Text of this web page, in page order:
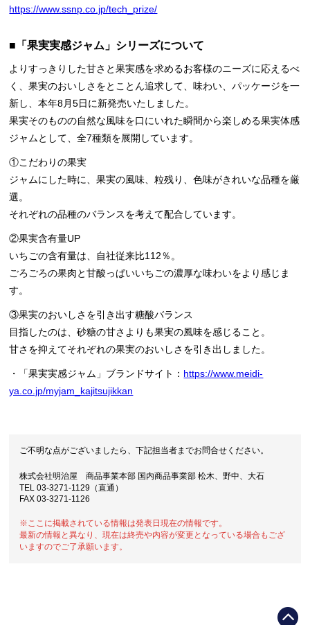
https://www.ssnp.co.jp/tech_prize/
■「果実実感ジャム」シリーズについて
よりすっきりした甘さと果実感を求めるお客様のニーズに応えるべ
く、果実のおいしさをとことん追求して、味わい、パッケージを一
新し、本年8月5日に新発売いたしました。
果実そのものの自然な風味を口にいれた瞬間から楽しめる果実体感
ジャムとして、全7種類を展開しています。
①こだわりの果実
ジャムにした時に、果実の風味、粒残り、色味がきれいな品種を厳
選。
それぞれの品種のバランスを考えて配合しています。
②果実含有量UP
いちごの含有量は、自社従来比112％。
ごろごろの果肉と甘酸っぱいいちごの濃厚な味わいをより感じま
す。
③果実のおいしさを引き出す糖酸バランス
目指したのは、砂糖の甘さよりも果実の風味を感じること。
甘さを抑えてそれぞれの果実のおいしさを引き出しました。
・「果実実感ジャム」ブランドサイト： https://www.meidi-
ya.co.jp/myjam_kajitsujikkan
ご不明な点がございましたら、下記担当者までお問合せください。
株式会社明治屋 商品事業本部 国内商品事業部 松木、野中、大石
TEL 03-3271-1129（直通）
FAX 03-3271-1126
※ここに掲載されている情報は発表日現在の情報です。
最新の情報と異なり、現在は終売や内容が変更となっている場合もござ
いますのでご了承願います。